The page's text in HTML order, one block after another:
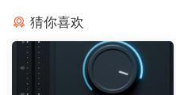
🏠 HomePage
猜你喜欢